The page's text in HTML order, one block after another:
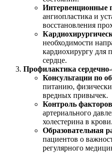
Интервенционные
ангиопластика и
восстановления
необходимости
кардиохирургу для
сердце.
Профилактика
Консультации по
питанию,
вредных привычек.
Контроль
артериального
холестерина в крови.
Образовательная
пациентов о
регулярного